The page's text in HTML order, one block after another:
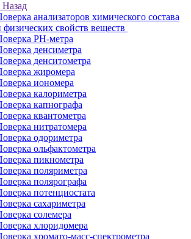
Назад
анализаторов химического состава
физических свойств веществ
PH-метра
денсиметра
денситометра
жиромера
иономера
калориметра
капнографа
квантометра
нитратомера
одориметра
ольфактометра
пикнометра
поляриметра
полярографа
потенциостата
сахариметра
солемера
хлоридомера
хромато-масс-спектрометра